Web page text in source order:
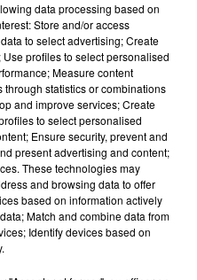
: UNE FEMME ET
ET LA...
le feu après avoir
bébé de trois mois
data processing based on
Store and/or access
to select advertising; Create
profiles to select personalised
Measure content
statistics or combinations
and improve services; Create
to select personalised
Ensure security, prevent and
present advertising and content;
These technologies may
and browsing data to offer
based on information actively
Match and combine data from
Identify devices based on